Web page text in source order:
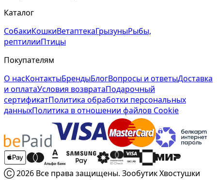
Каталог
СобакиКошкиВетаптекаГрызуныРыбы,
рептилииПтицы
Покупателям
О насКонтактыБрендыБлогВопросы и ответыДоставка
и оплатаУсловия возвратаПодарочный
сертификатПолитика обработки персональных
данныхПолитика в отношении файлов Cookie
Ⓒ 2026 Все права защищены. Зообутик Хвостушки